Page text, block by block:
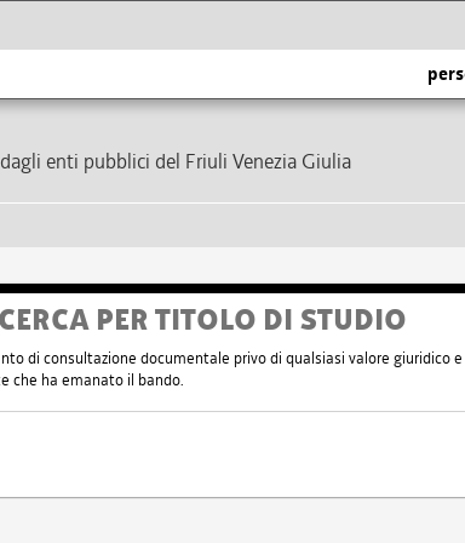
enti pubblici del Friuli Venezia Giulia
PER TITOLO DI STUDIO
di consultazione documentale privo di qualsiasi valore giuridico e
che ha emanato il bando.